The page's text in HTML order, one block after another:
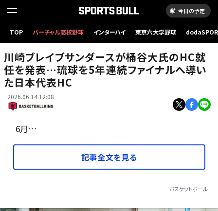
今日の予定
TOP バーチャル高校野球 インターハイ 東京六大学野球
琉球を率いていた桶谷HC［写真］＝B.LEAGUE
川崎ブレイブサンダースが桶谷大氏のHC就
任を発表…琉球を5年連続ファイナルへ導い
た日本代表HC
2026.06.14 12:08
6月…
記事全文を見る
バスケットボール